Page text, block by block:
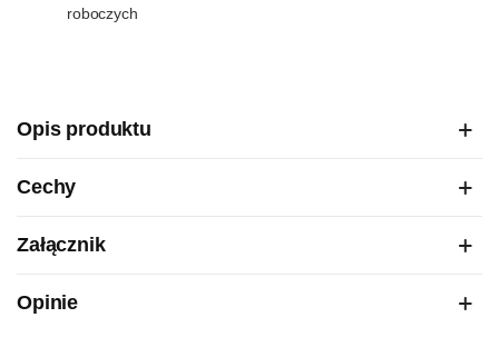
roboczych
Opis produktu
Cechy
Załącznik
Opinie